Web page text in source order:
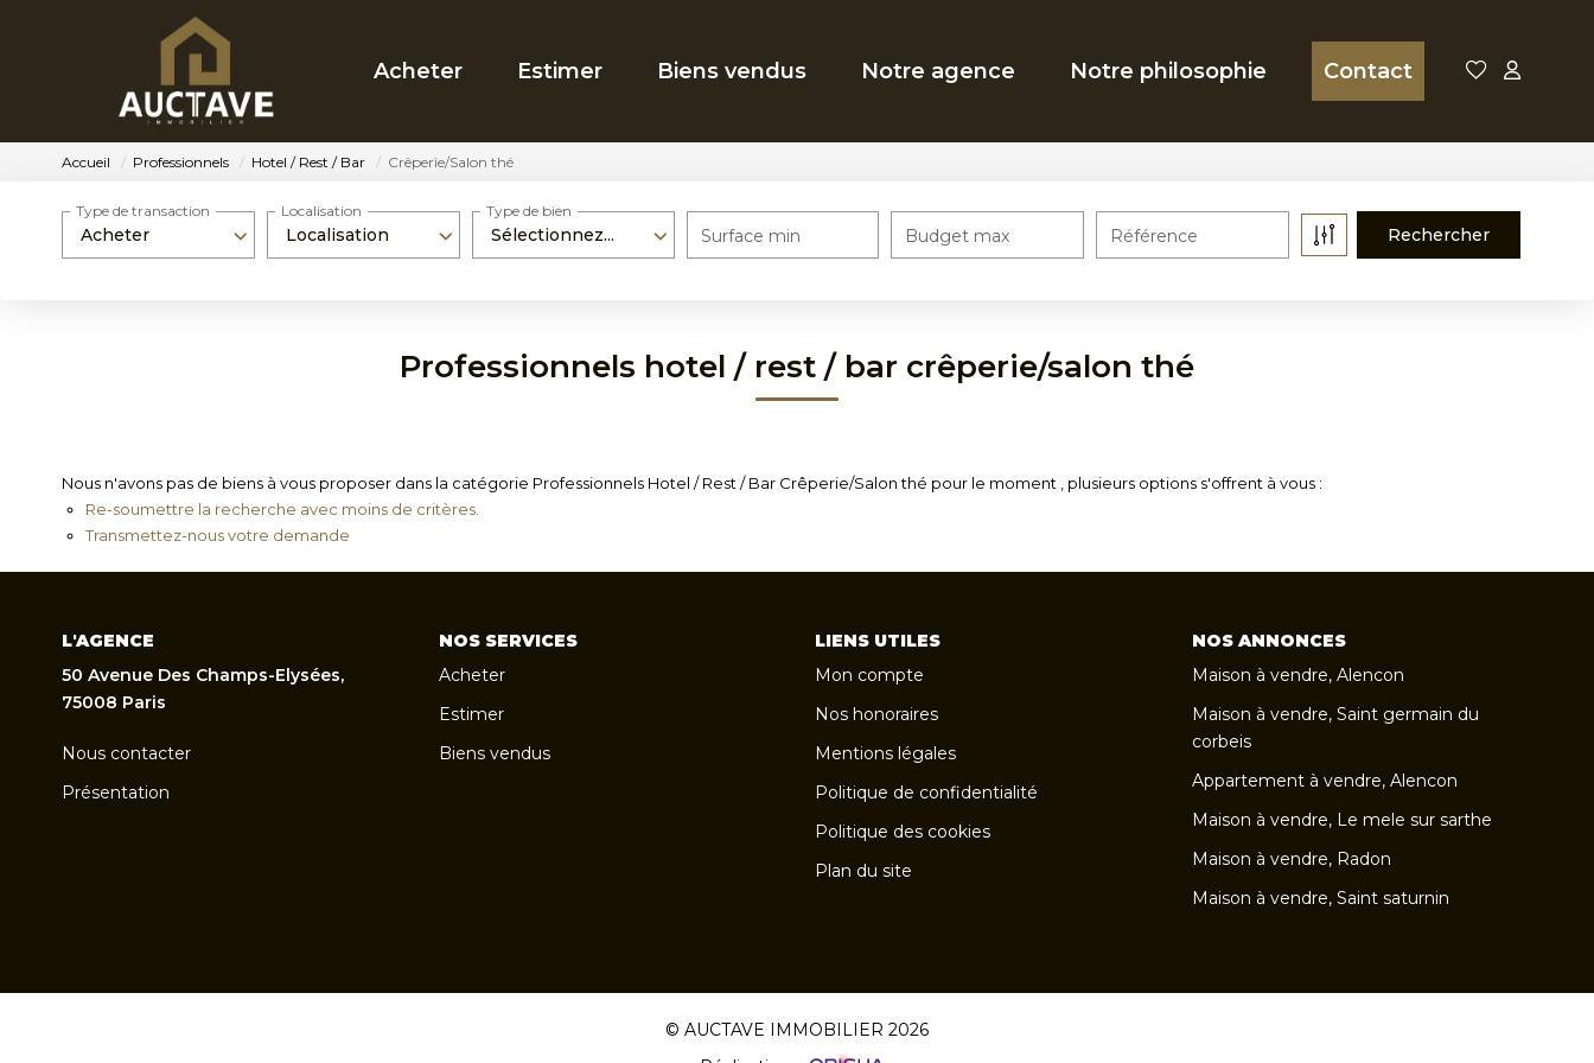
Acheter Estimer Biens vendus Notre agence Notre philosophie Contact
Accueil Professionnels Hotel / Rest / Bar Crêperie/Salon thé
Acheter
Type de transaction
Localisation
Localisation
Sélectionnez...
Type de bien
Surface min Budget max Référence
Professionnels hotel / rest / bar crêperie/salon thé
Nous n'avons pas de biens à vous proposer dans la catégorie Professionnels Hotel / Rest / Bar Crêperie/Salon thé pour le moment , plusieurs options s'offrent à vous :
Re-soumettre la recherche avec moins de critères.
Transmettez-nous votre demande
L'AGENCE
50 Avenue Des Champs-Elysées,
75008 Paris
Nous contacter
Présentation
NOS SERVICES
Acheter
Estimer
Biens vendus
LIENS UTILES
Mon compte
Nos honoraires
Mentions légales
Politique de confidentialité
Politique des cookies
Plan du site
NOS ANNONCES
Maison à vendre, Alencon
Maison à vendre, Saint germain du
corbeis
Appartement à vendre, Alencon
Maison à vendre, Le mele sur sarthe
Maison à vendre, Radon
Maison à vendre, Saint saturnin
© AUCTAVE IMMOBILIER 2026